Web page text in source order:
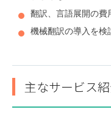
翻訳、言語展開の費
機械翻訳の導入を検
主なサービス